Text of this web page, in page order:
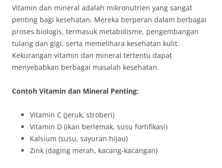
Vitamin dan mineral adalah mikronutrien yang sangat
penting bagi kesehatan. Mereka berperan dalam berbagai
proses biologis, termasuk metabolisme, pengembangan
tulang dan gigi, serta memelihara kesehatan kulit.
Kekurangan vitamin dan mineral tertentu dapat
menyebabkan berbagai masalah kesehatan.
Contoh Vitamin dan Mineral Penting:
Vitamin C (jeruk, stroberi)
Vitamin D (ikan berlemak, susu fortifikasi)
Kalsium (susu, sayuran hijau)
Zink (daging merah, kacang-kacangan)